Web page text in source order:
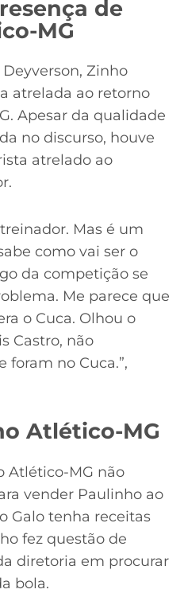
de
MG
Zinho
atrelada ao retorno
Apesar da qualidade
no discurso, houve
atrelado ao
Mas é um
como vai ser o
da competição se
Me parece que
o Cuca. Olhou o
Castro, não
foram no Cuca.”,
Atlético-MG
Atlético-MG não
vender Paulinho ao
Galo tenha receitas
fez questão de
diretoria em procurar
bola.